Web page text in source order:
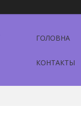
ГОЛОВНА
КОНТАКТЫ